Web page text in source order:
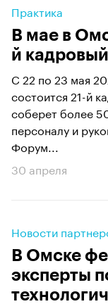
Практика
В мае в
й
С 22 по 23 мая
состоится 21-й
соберет более
персоналу и
Форум...
30 апреля
Новости
В Омске
эксперты